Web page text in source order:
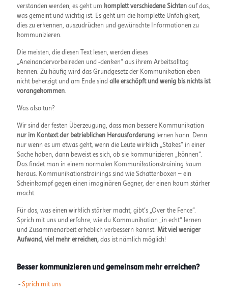
verstanden werden, es geht um komplett verschiedene Sichten auf das,
was gemeint und wichtig ist. Es geht um die komplette Unfähigkeit,
dies zu erkennen, auszudrücken und gewünschte Informationen zu
kommunizieren.
Die meisten, die diesen Text lesen, werden dieses
„Aneinandervorbeireden und -denken“ aus ihrem Arbeitsalltag
kennen. Zu häufig wird das Grundgesetz der Kommunikation eben
nicht beherzigt und am Ende sind alle erschöpft und wenig bis nichts ist
vorangekommen.
Was also tun?
Wir sind der festen Überzeugung, dass man bessere Kommunikation
nur im Kontext der betrieblichen Herausforderung lernen kann. Denn
nur wenn es um etwas geht, wenn die Leute wirklich „Stakes“ in einer
Sache haben, dann beweist es sich, ob sie kommunizieren „können“.
Das findet man in einem normalen Kommunikationstraining kaum
heraus. Kommunikationstrainings sind wie Schattenboxen – ein
Scheinkampf gegen einen imaginären Gegner, der einen kaum stärker
macht.
Für das, was einen wirklich stärker macht, gibt’s „Over the Fence“.
Sprich mit uns und erfahre, wie du Kommunikation „in echt“ lernen
und Zusammenarbeit erheblich verbessern kannst. Mit viel weniger
Aufwand, viel mehr erreichen, das ist nämlich möglich!
Besser kommunizieren und gemeinsam mehr erreichen?
- Sprich mit uns